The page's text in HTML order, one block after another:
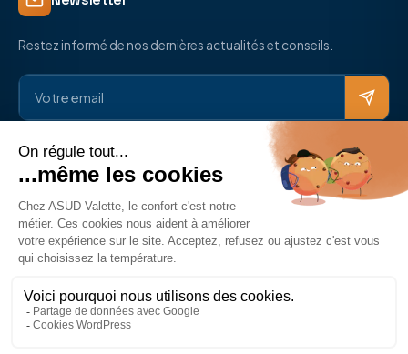
Restez informé de nos dernières actualités et conseils.
Réseaux sociaux
© 2026 ASUD Électricité. Tous droits réservés.
Politique de cookies
Développé parRayan Polizzi